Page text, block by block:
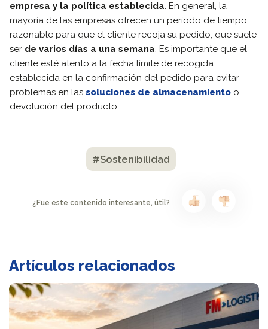
empresa y la política establecida. En general, la
mayoría de las empresas ofrecen un período de tiempo
razonable para que el cliente recoja su pedido, que suele
ser de varios días a una semana. Es importante que el
cliente esté atento a la fecha límite de recogida
establecida en la confirmación del pedido para evitar
problemas en las soluciones de almacenamiento o
devolución del producto.
#Sostenibilidad
¿Fue este contenido interesante, útil?
Artículos relacionados